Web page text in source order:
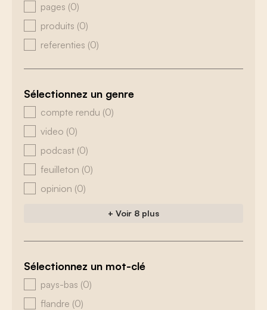
pages (0)
produits (0)
referenties (0)
Sélectionnez un genre
zoeken - genre
compte rendu (0)
video (0)
podcast (0)
feuilleton (0)
opinion (0)
+ Voir 8 plus
Sélectionnez un mot-clé
zoeken - tags
pays-bas (0)
flandre (0)